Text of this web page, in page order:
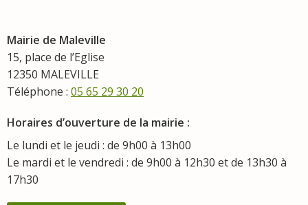
Mairie de Maleville
15, place de l’Eglise
12350 MALEVILLE
Téléphone : 05 65 29 30 20
Horaires d’ouverture de la mairie :
Le lundi et le jeudi : de 9h00 à 13h00
Le mardi et le vendredi : de 9h00 à 12h30 et de 13h30 à
17h30